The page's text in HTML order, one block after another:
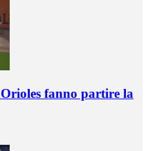
fanno partire la